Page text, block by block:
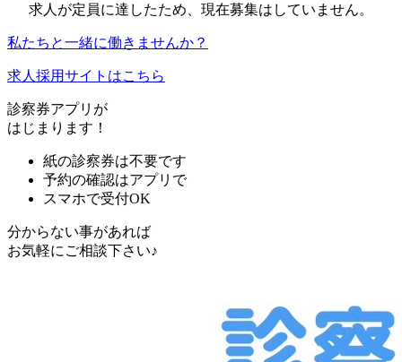
求人が定員に達したため、現在募集はしていません。
私たちと一緒に働きませんか？
求人採用サイトはこちら
診察券アプリが
はじまります！
紙の診察券は不要です
予約の確認はアプリで
スマホで受付OK
分からない事があれば
お気軽にご相談下さい♪